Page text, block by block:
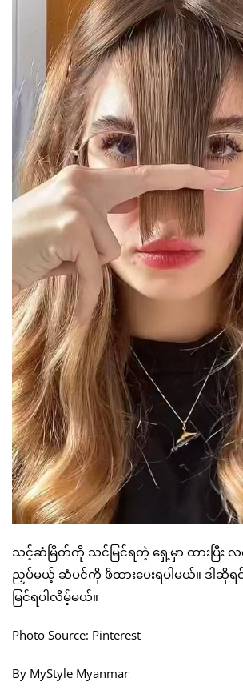
သင့်ဆံမြိတ်ကို သင်မြင်ရတဲ့ ရှေ့မှာ ထားပြီး လ
ညှပ်မယ့် ဆံပင်ကို ဖိထားပေးရပါမယ်။ ဒါ
မြင်ရပါလိမ့်မယ်။
Photo Source: Pinterest
By MyStyle Myanmar